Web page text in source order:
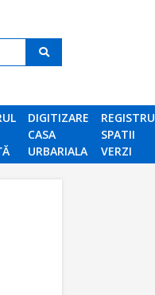
DIGITIZARE
CASA
URBARIALA
REGISTRU
SPATII
VERZI